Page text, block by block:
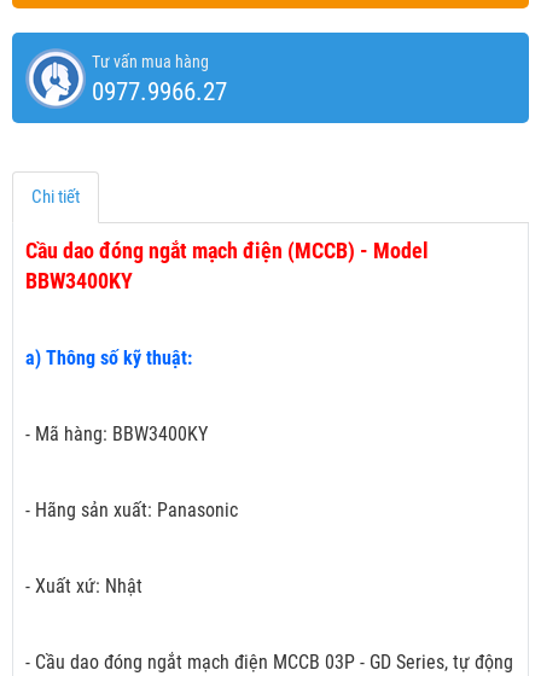
Tư vấn mua hàng
0977.9966.27
Chi tiết
Cầu dao đóng ngắt mạch điện (MCCB) - Model
BBW3400KY
a) Thông số kỹ thuật:
- Mã hàng: BBW3400KY
- Hãng sản xuất: Panasonic
- Xuất xứ: Nhật
- Cầu dao đóng ngắt mạch điện MCCB 03P - GD Series, tự động